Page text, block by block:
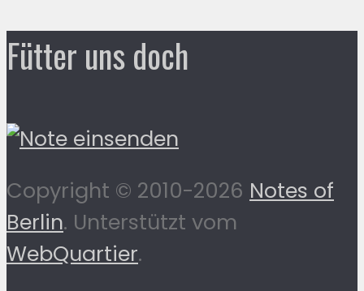
Fütter uns doch
Copyright © 2010-2026 Notes of
Berlin. Unterstützt vom
WebQuartier.